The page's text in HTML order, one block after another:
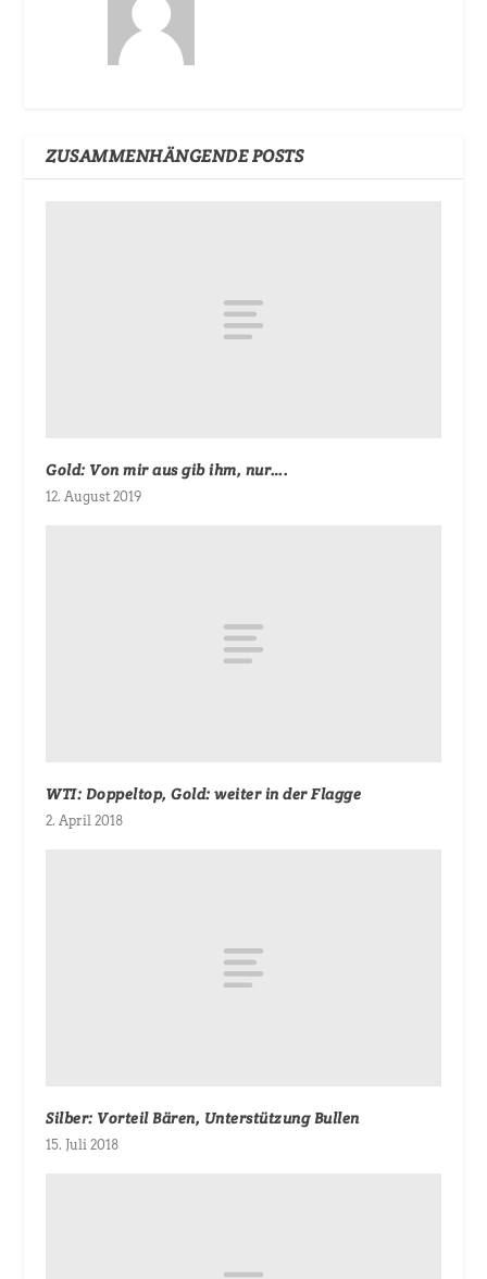
ZUSAMMENHÄNGENDE POSTS
Gold: Von mir aus gib ihm, nur….
12. August 2019
WTI: Doppeltop, Gold: weiter in der Flagge
2. April 2018
Silber: Vorteil Bären, Unterstützung Bullen
15. Juli 2018